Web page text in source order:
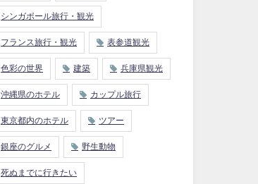
シンガポール旅行・観光
フランス旅行・観光 表参道観光
色彩の世界 建築 兵庫県観光
沖縄県のホテル カップル旅行
東京都内のホテル ツアー
銀座のグルメ 野生動物
死ぬまでに行きたい